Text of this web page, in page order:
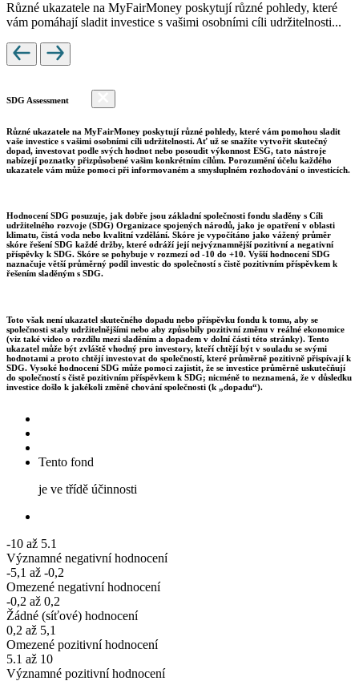
Různé ukazatele na MyFairMoney poskytují různé pohledy, které
vám pomáhají sladit investice s vašimi osobními cíli udržitelnosti...
SDG Assessment
Různé ukazatele na MyFairMoney poskytují různé pohledy, které vám pomohou sladit
vaše investice s vašimi osobními cíli udržitelnosti. Ať už se snažíte vytvořit skutečný
dopad, investovat podle svých hodnot nebo posoudit výkonnost ESG, tato nástroje
nabízejí poznatky přizpůsobené vašim konkrétním cílům. Porozumění účelu každého
ukazatele vám může pomoci při informovaném a smysluplném rozhodování o investicích.
Hodnocení SDG posuzuje, jak dobře jsou základní společnosti fondu sladěny s Cíli
udržitelného rozvoje (SDG) Organizace spojených národů, jako je opatření v oblasti
klimatu, čistá voda nebo kvalitní vzdělání. Skóre je vypočítáno jako vážený průměr
skóre řešení SDG každé držby, které odráží její nejvýznamnější pozitivní a negativní
příspěvky k SDG. Skóre se pohybuje v rozmezí od -10 do +10. Vyšší hodnocení SDG
naznačuje větší průměrný podíl investic do společností s čistě pozitivním příspěvkem k
řešením sladěným s SDG.
Toto však není ukazatel skutečného dopadu nebo příspěvku fondu k tomu, aby se
společnosti staly udržitelnějšími nebo aby způsobily pozitivní změnu v reálné ekonomice
(viz také video o rozdílu mezi sladěním a dopadem v dolní části této stránky). Tento
ukazatel může být zvláště vhodný pro investory, kteří chtějí být v souladu se svými
hodnotami a proto chtějí investovat do společností, které průměrně pozitivně přispívají k
SDG. Vysoké hodnocení SDG může pomoci zajistit, že se investice průměrně uskutečňují
do společností s čistě pozitivním příspěvkem k SDG; nicméně to neznamená, že v důsledku
investice došlo k jakékoli změně chování společnosti (k „dopadu“).
Tento fond
je ve třídě účinnosti
-10 až 5.1
Významné negativní hodnocení
-5,1 až -0,2
Omezené negativní hodnocení
-0,2 až 0,2
Žádné (síťové) hodnocení
0,2 až 5,1
Omezené pozitivní hodnocení
5.1 až 10
Významné pozitivní hodnocení